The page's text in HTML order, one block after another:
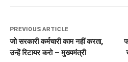
PREVIOUS ARTICLE
जो सरकारी कर्मचारी काम नहीं करता,
उन्हें रिटायर करो – मुख्यमंत्री